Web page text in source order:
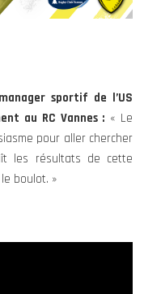
sportif de l’US
au RC Vannes : « Le
pour aller chercher
les résultats de cette
boulot. »